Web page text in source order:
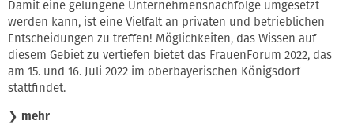
Damit eine gelungene Unternehmensnachfolge umgesetzt
werden kann, ist eine Vielfalt an privaten und betrieblichen
Entscheidungen zu treffen! Möglichkeiten, das Wissen auf
diesem Gebiet zu vertiefen bietet das FrauenForum 2022, das
am 15. und 16. Juli 2022 im oberbayerischen Königsdorf
stattfindet.
❯ mehr